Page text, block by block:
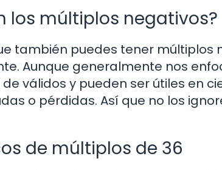
los múltiplos negativos?
también puedes tener múltiplos
Aunque generalmente nos
válidos y pueden ser útiles en
o pérdidas. Así que no los
de múltiplos de 36